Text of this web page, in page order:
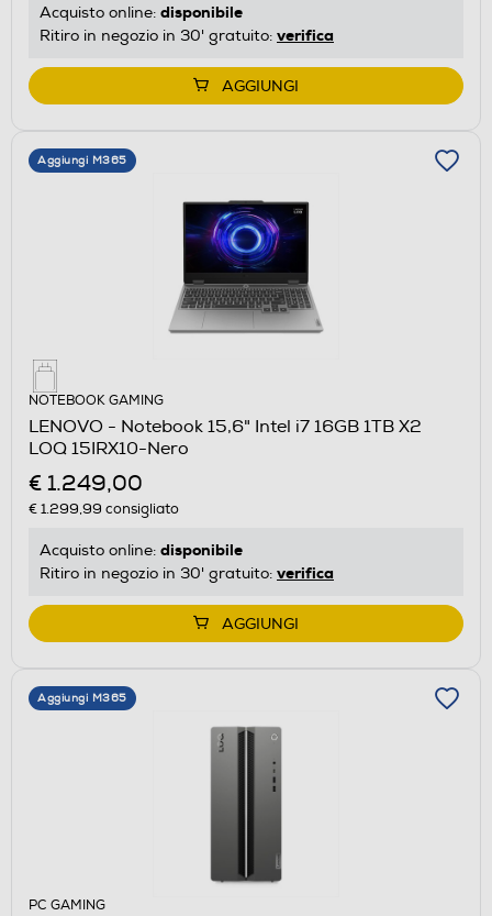
Acquisto online: disponibile
Ritiro in negozio in 30' gratuito: verifica
AGGIUNGI
Aggiungi M365
NOTEBOOK GAMING
LENOVO - Notebook 15,6" Intel i7 16GB 1TB X2
LOQ 15IRX10-Nero
€ 1.249,00
€ 1.299,99 consigliato
Acquisto online: disponibile
Ritiro in negozio in 30' gratuito: verifica
AGGIUNGI
Aggiungi M365
PC GAMING